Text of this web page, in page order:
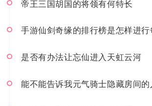
帝王三国胡国的将领有何特长
是否有办法让忘仙进入天虹云河